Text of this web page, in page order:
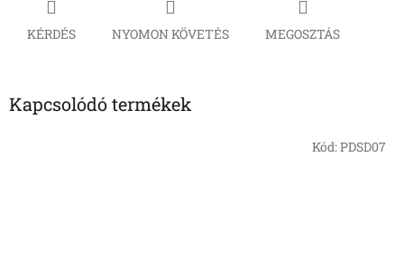
KÉRDÉS NYOMON KÖVETÉS MEGOSZTÁS
Kapcsolódó termékek
Kód:PDSD07